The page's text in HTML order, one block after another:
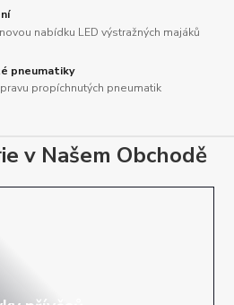
nabídku LED výstražných majáků
pneumatiky
propíchnutých pneumatik
v Našem Obchodě